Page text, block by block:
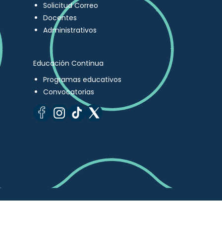
Solicitud Correo
Docentes
Administrativos
Educación Continua
Programas educativos
Convocatorias